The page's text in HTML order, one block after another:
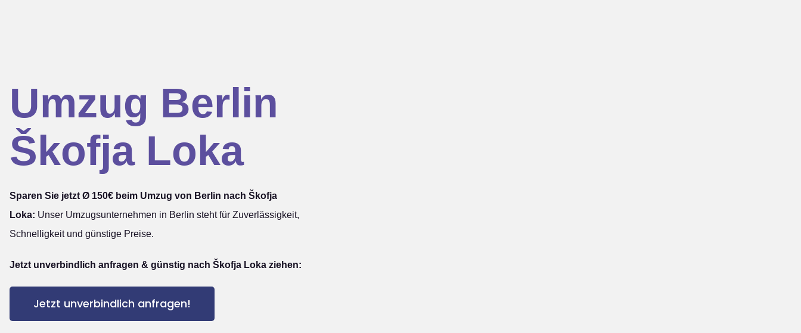
Umzug Berlin
Škofja Loka
Sparen Sie jetzt Ø 150€ beim Umzug von Berlin nach Škofja
Loka: Unser Umzugsunternehmen in Berlin steht für Zuverlässigkeit,
Schnelligkeit und günstige Preise.
Jetzt unverbindlich anfragen & günstig nach Škofja Loka ziehen:
Jetzt unverbindlich anfragen!